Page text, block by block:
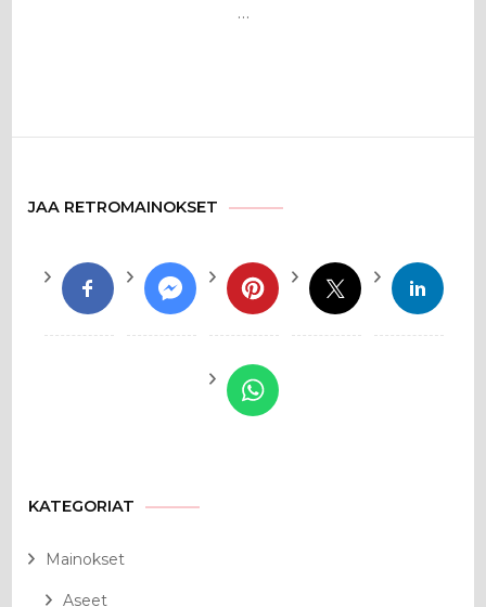
…
JAA RETROMAINOKSET
KATEGORIAT
Mainokset
Aseet